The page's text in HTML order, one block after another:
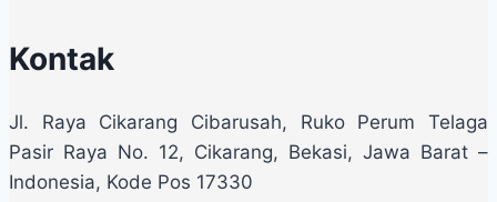
Kontak
Jl. Raya Cikarang Cibarusah, Ruko Perum Telaga
Pasir Raya No. 12, Cikarang, Bekasi, Jawa Barat –
Indonesia, Kode Pos 17330